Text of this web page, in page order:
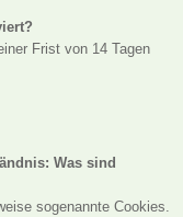
Frist von 14 Tagen
Was sind
sogenannte Cookies.